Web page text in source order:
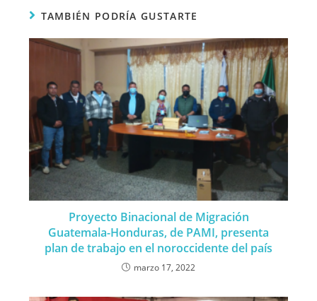
TAMBIÉN PODRÍA GUSTARTE
Proyecto Binacional de Migración
Guatemala-Honduras, de PAMI, presenta
plan de trabajo en el noroccidente del país
marzo 17, 2022